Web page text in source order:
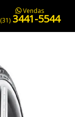
NOSSA LOJA
Vendas
(31) 3441-5544